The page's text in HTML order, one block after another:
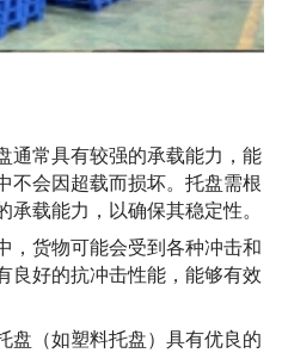
通常具有较强的承载能力，能
不会因超载而损坏。托盘需根
载能力，以确保其稳定性。
，货物可能会受到各种冲击和
良好的抗冲击性能，能够有效
盘（如塑料托盘）具有优良的